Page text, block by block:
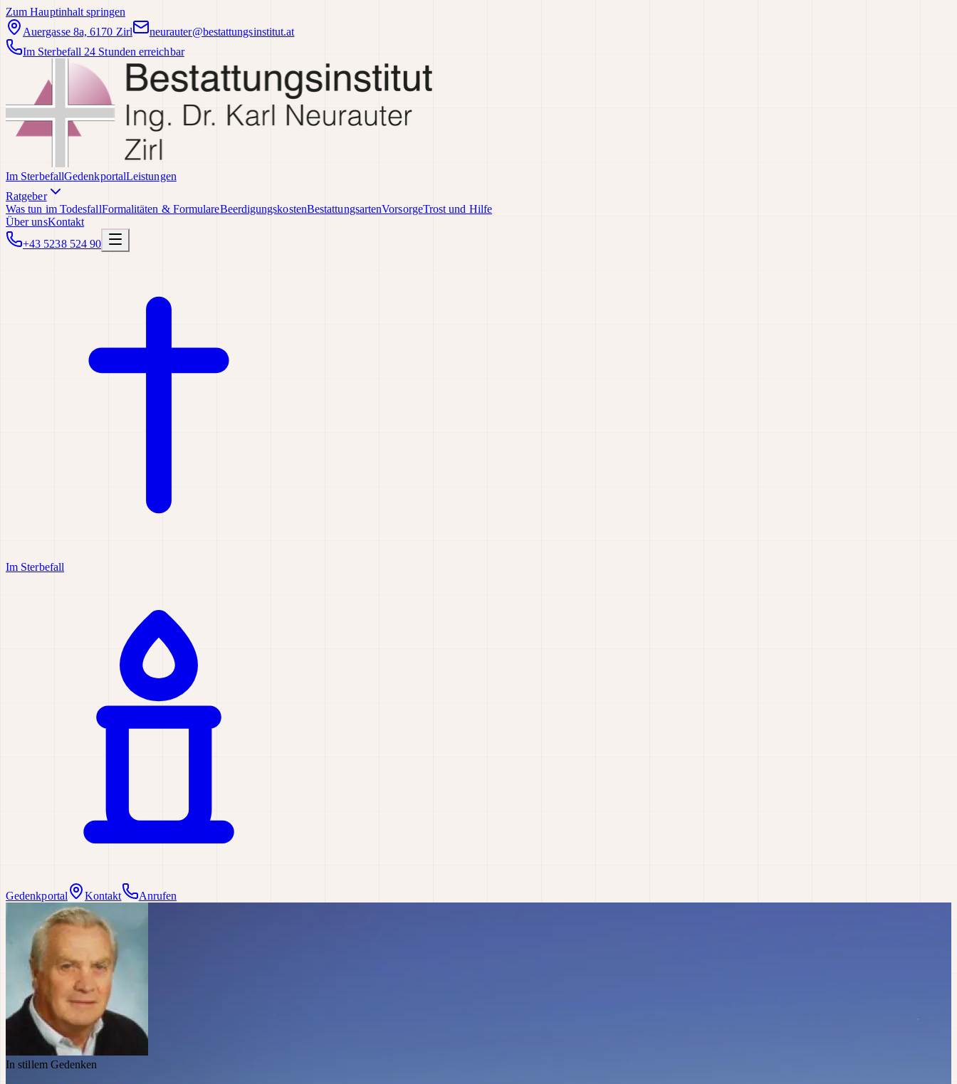
Zum Hauptinhalt springen
Auergasse 8a, 6170 Zirl
neurauter@bestattungsinstitut.at
Im Sterbefall 24 Stunden erreichbar
Im SterbefallGedenkportalLeistungen
Ratgeber
Was tun im TodesfallFormalitäten & FormulareBeerdigungskostenBestattungsartenVorsorgeTrost und Hilfe
Über unsKontakt
+43 5238 524 90
Im Sterbefall
Gedenkportal Kontakt Anrufen
In stillem Gedenken